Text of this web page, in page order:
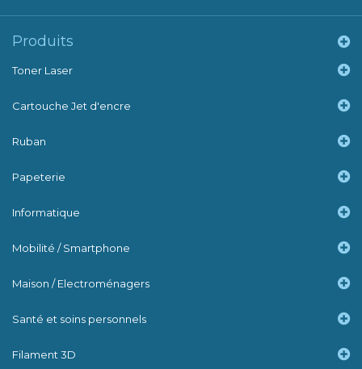
Produits
Toner Laser
Cartouche Jet d'encre
Ruban
Papeterie
Informatique
Mobilité / Smartphone
Maison / Electroménagers
Santé et soins personnels
Filament 3D